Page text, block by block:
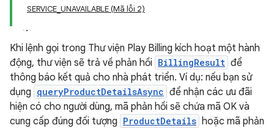
SERVICE_UNAVAILABLE (Mã lỗi 2)
Khi lệnh gọi trong Thư viện Play Billing kích hoạt một hành
động, thư viện sẽ trả về phản hồi BillingResult để
thông báo kết quả cho nhà phát triển. Ví dụ: nếu bạn sử
dụng queryProductDetailsAsync để nhận các ưu đãi
hiện có cho người dùng, mã phản hồi sẽ chứa mã OK và
cung cấp đúng đối tượng ProductDetails hoặc mã phản